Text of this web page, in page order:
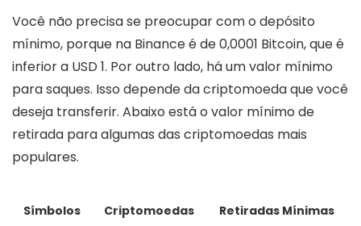
Você não precisa se preocupar com o depósito
mínimo, porque na Binance é de 0,0001 Bitcoin, que é
inferior a USD 1. Por outro lado, há um valor mínimo
para saques. Isso depende da criptomoeda que você
deseja transferir. Abaixo está o valor mínimo de
retirada para algumas das criptomoedas mais
populares.
Símbolos Criptomoedas Retiradas Mínimas